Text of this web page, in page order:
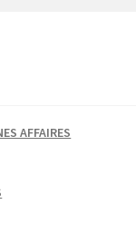
AFFAIRES